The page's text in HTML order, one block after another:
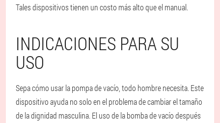
Tales dispositivos tienen un costo más alto que el manual.
INDICACIONES PARA SU
USO
Sepa cómo usar la pompa de vacío, todo hombre necesita. Este
dispositivo ayuda no solo en el problema de cambiar el tamaño
de la dignidad masculina. El uso de la bomba de vacío después